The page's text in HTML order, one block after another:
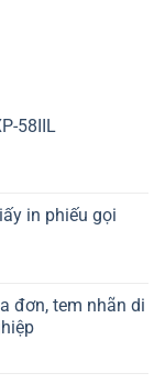
58IIL
in phiếu gọi
đơn, tem nhãn di